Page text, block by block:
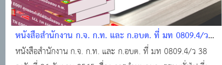
หนังสือสำนักงาน ก.จ. ก.ท. และ ก.อบต. ที่ มท 0809.4/ว
38 ลงวันที่ 26 กันยายน 2565
หนังสือสำนักงาน ก.จ. ก.ท. และ ก.อบต. ที่ มท 0809.4/ว 38